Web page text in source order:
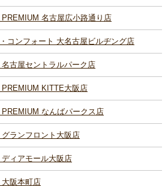
名古屋広小路通り店
コンフォート 大名古屋ビルヂング店
古屋セントラルパーク店
KITTE大阪店
なんばパークス店
ランフロント大阪店
ィアモール大阪店
阪本町店